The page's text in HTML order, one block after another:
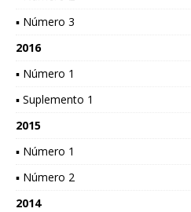
▪ Número 3
2016
▪ Número 1
▪ Suplemento 1
2015
▪ Número 1
▪ Número 2
2014